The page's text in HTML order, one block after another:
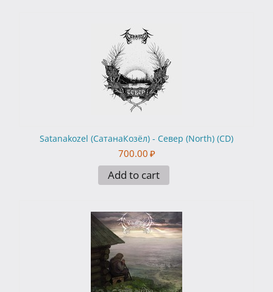
Satanakozel (СатанаКозёл) - Север (North) (CD)
700.00 ₽
Add to cart